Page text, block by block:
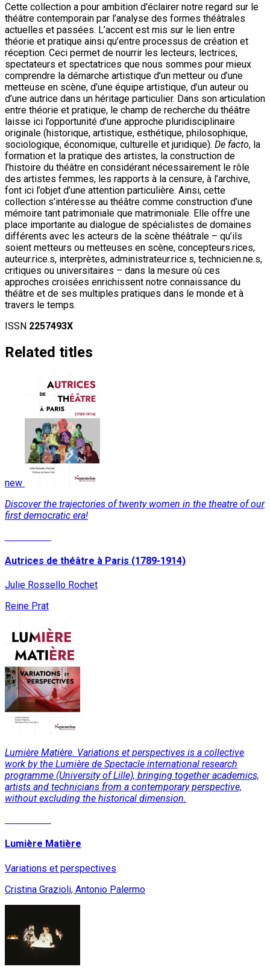
Cette collection a pour ambition d'éclairer notre regard sur le
théâtre contemporain par l’analyse des formes théâtrales
actuelles et passées. L’accent est mis sur le lien entre
théorie et pratique ainsi qu’entre processus de création et
réception. Ceci permet de nourrir les lecteurs, lectrices,
spectateurs et spectatrices que nous sommes pour mieux
comprendre la démarche artistique d’un metteur ou d’une
metteuse en scène, d’une équipe artistique, d’un auteur ou
d’une autrice dans un héritage particulier. Dans son articulation
entre théorie et pratique, le champ de recherche du théâtre
laisse ici l’opportunité d’une approche pluridisciplinaire
originale (historique, artistique, esthétique, philosophique,
sociologique, économique, culturelle et juridique). De facto, la
formation et la pratique des artistes, la construction de
l’histoire du théâtre en considérant nécessairement le rôle
des artistes femmes, les rapports à la censure, à l’archive,
font ici l’objet d’une attention particulière. Ainsi, cette
collection s’intéresse au théâtre comme construction d’une
mémoire tant patrimoniale que matrimoniale. Elle offre une
place importante au dialogue de spécialistes de domaines
différents avec les acteurs de la scène théâtrale – qu’ils
soient metteurs ou metteuses en scène, concepteurs.rices,
auteur.rice.s, interprètes, administrateur.rice.s, technicien.ne.s,
critiques ou universitaires – dans la mesure où ces
approches croisées enrichissent notre connaissance du
théâtre et de ses multiples pratiques dans le monde et à
travers le temps.
ISSN 2257493X
Related titles
new
Discover the trajectories of twenty women in the theatre of our
first democratic era!
Autrices de théâtre à Paris (1789-1914)
Julie Rossello Rochet
Reine Prat
Lumière Matière. Variations et perspectives is a collective
work by the Lumière de Spectacle international research
programme (University of Lille), bringing together academics,
artists and technicians from a contemporary perspective,
without excluding the historical dimension.
Lumière Matière
Variations et perspectives
Cristina Grazioli, Antonio Palermo